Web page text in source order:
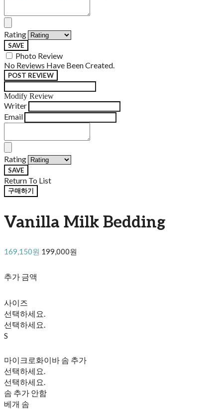
Rating
SAVE
Photo Review
No Reviews Have Been Created.
POST REVIEW
Modify Review
Writer
Email
Rating
SAVE
Return To List
구매하기
Vanilla Milk Bedding
169,150원 199,000원
추가 금액
사이즈
선택하세요.
선택하세요.
S
마이크로화이바 솜 추가
선택하세요.
선택하세요.
솜 추가 안함
베개 솜